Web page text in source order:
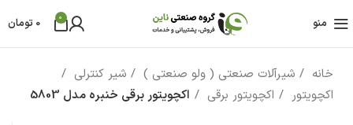
منو 0
0 تومان
خانه شیرآلات صنعتی ( ولو صنعتی )
شیر کنترلی
اکچویتور
اکچویتور برقی اکچویتور برقی خنبره مدل 5803